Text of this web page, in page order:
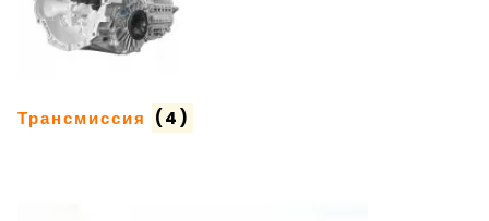
Трансмиссия (4)